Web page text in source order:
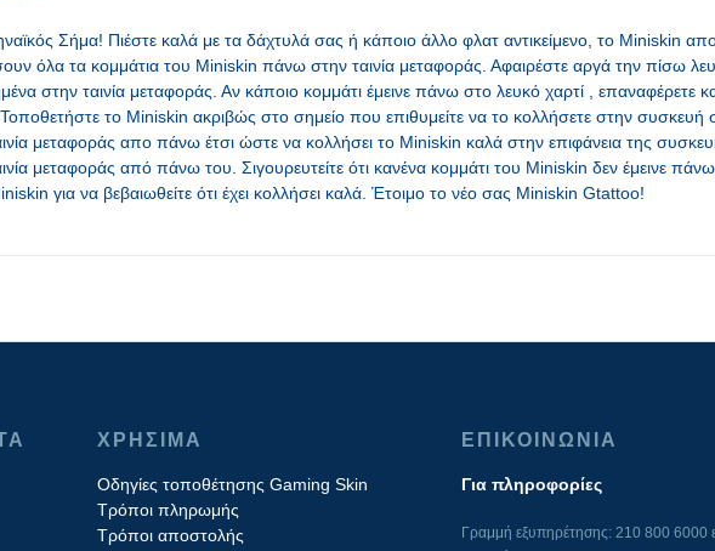
Σήμα! Πιέστε καλά με τα δάχτυλά σας ή κάποιο άλλο φλατ αντικείμενο, το Miniskin
όλα τα κομμάτια του Miniskin πάνω στην ταινία μεταφοράς. Αφαιρέστε αργά την πίσω
στην ταινία μεταφοράς. Αν κάποιο κομμάτι έμεινε πάνω στο λευκό χαρτί , επαναφέρετε
το Miniskin ακριβώς στο σημείο που επιθυμείτε να το κολλήσετε στην συσκευή
μεταφοράς απο πάνω έτσι ώστε να κολλήσει το Miniskin καλά στην επιφάνεια της
μεταφοράς από πάνω του. Σιγουρευτείτε ότι κανένα κομμάτι του Miniskin δεν έμεινε
για να βεβαιωθείτε ότι έχει κολλήσει καλά. Έτοιμο το νέο σας Miniskin Gtattoo!
ΧΡΗΣΙΜΑ
Οδηγίες τοποθέτησης Gaming Skin
Τρόποι πληρωμής
Τρόποι αποστολής
ΕΠΙΚΟΙΝΩΝΙΑ
Για πληροφορίες
Γραμμή εξυπηρέτησης: 210 800 6000